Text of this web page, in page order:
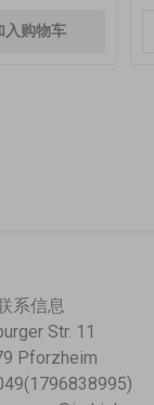
系信息
Str. 11
Pforzheim